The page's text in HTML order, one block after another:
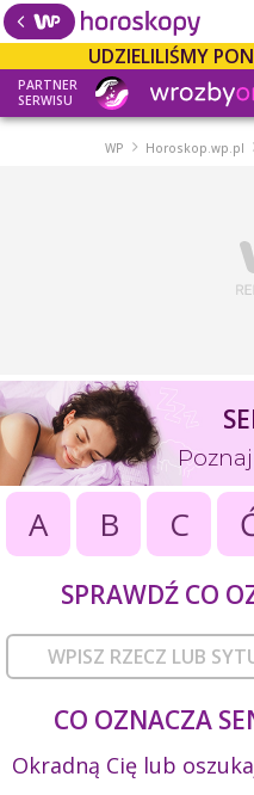
UDZIELILIŚMY
PARTNER
SERWISU
WP Horoskop.wp.pl
A B C
SPRAWDŹ CO
CO OZNACZA
Okradną Cię lub